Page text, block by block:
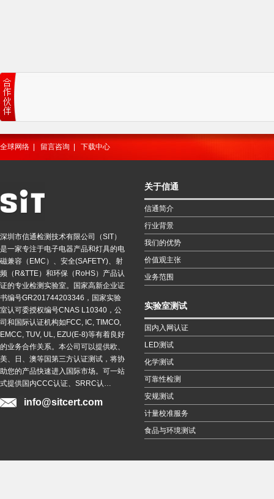
全球网络 留言咨询 下载中心
深圳市信通检测技术有限公司（SIT）
是一家专注于电子电器产品和灯具的电
磁兼容（EMC）、安全(SAFETY)、射
频（R&TTE）和环保（RoHS）产品认
证的专业检测实验室。国家高新企业证
书编号GR201744203346，国家实验
室认可委授权编号CNAS L10340，公
司和国际认证机构如FCC, IC, TIMCO,
EMCC, TUV, UL, EZU(E-8)等有着良好
的业务合作关系。本公司可以提供欧、
美、日、澳等国第三方认证测试，将协
助您的产品快速进入国际市场。可一站
式提供国内CCC认证、SRRC认…
info@sitcert.com
关于信通
信通简介
行业背景
我们的优势
价值观主张
业务范围
实验室测试
国内入网认证
LED测试
化学测试
可靠性检测
安规测试
计量校准服务
食品与环境测试